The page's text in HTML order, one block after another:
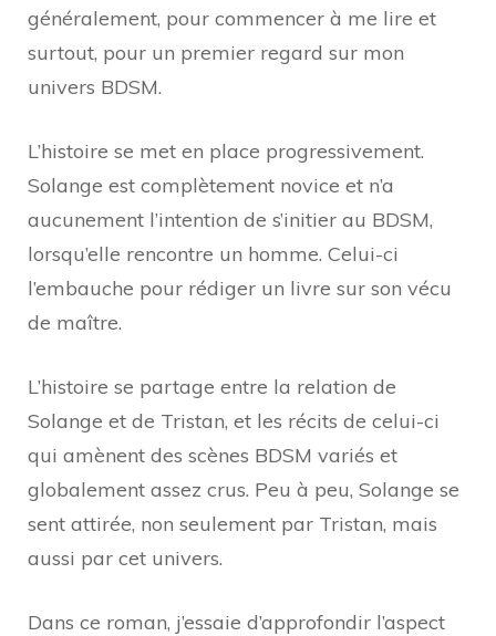
généralement, pour commencer à me lire et
surtout, pour un premier regard sur mon
univers BDSM.
L’histoire se met en place progressivement.
Solange est complètement novice et n’a
aucunement l’intention de s’initier au BDSM,
lorsqu’elle rencontre un homme. Celui-ci
l’embauche pour rédiger un livre sur son vécu
de maître.
L’histoire se partage entre la relation de
Solange et de Tristan, et les récits de celui-ci
qui amènent des scènes BDSM variés et
globalement assez crus. Peu à peu, Solange se
sent attirée, non seulement par Tristan, mais
aussi par cet univers.
Dans ce roman, j’essaie d’approfondir l’aspect